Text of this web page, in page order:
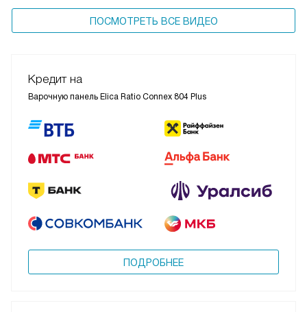
ПОСМОТРЕТЬ ВСЕ ВИДЕО
Кредит на
Варочную панель Elica Ratio Connex 804 Plus
ПОДРОБНЕЕ